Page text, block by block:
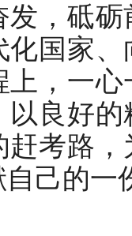
发，砥
化国家
上，一
以良好
赶考路
己的一